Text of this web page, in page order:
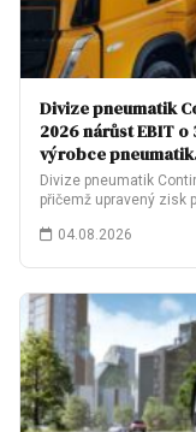
Divize pneumatik
2026 nárůst EBIT
výrobce
Divize pneumatik
přičemž upravený zisk
04.08.2026